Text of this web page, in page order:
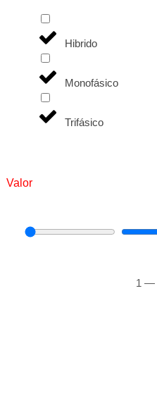
Hibrido
Monofásico
Trifásico
Valor
1 —